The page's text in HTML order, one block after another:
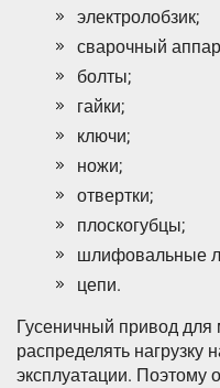
электролобзик;
сварочный
болты;
гайки;
ключи;
ножи;
отвертки;
плоскогубцы;
шлифовальные
цепи.
Гусеничный привод
распределять нагрузку
эксплуатации. Поэтому